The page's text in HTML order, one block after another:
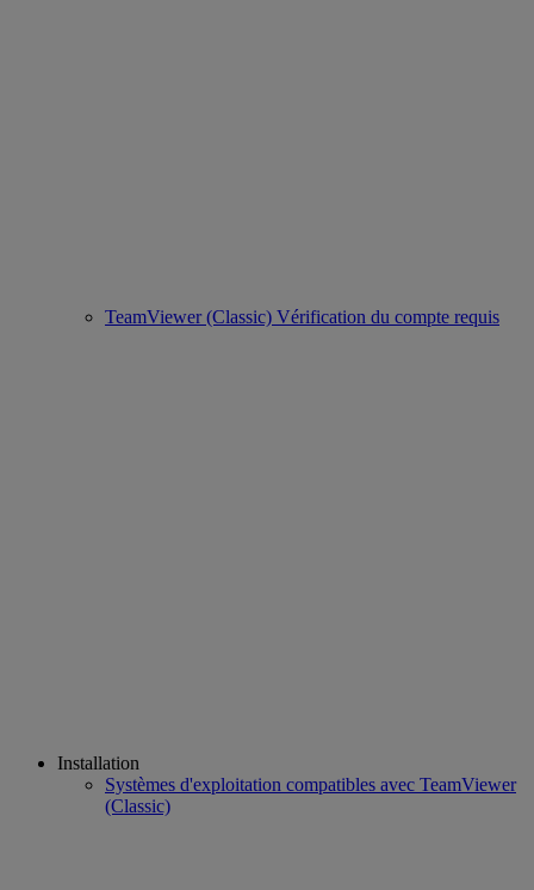
TeamViewer (Classic) Vérification du compte requis
Installation
Systèmes d'exploitation compatibles avec TeamViewer
(Classic)